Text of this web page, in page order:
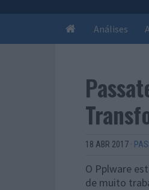
Análises
18 ABR 2017 ·
O Pplware
de muito